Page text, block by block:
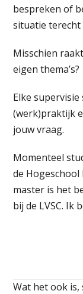
bespreken of
situatie terecht
Misschien
eigen thema’s?
Elke
(werk)praktijk
jouw vraag.
Momenteel
de Hogeschool
master is het
bij de LVSC. Ik
Wat het ook